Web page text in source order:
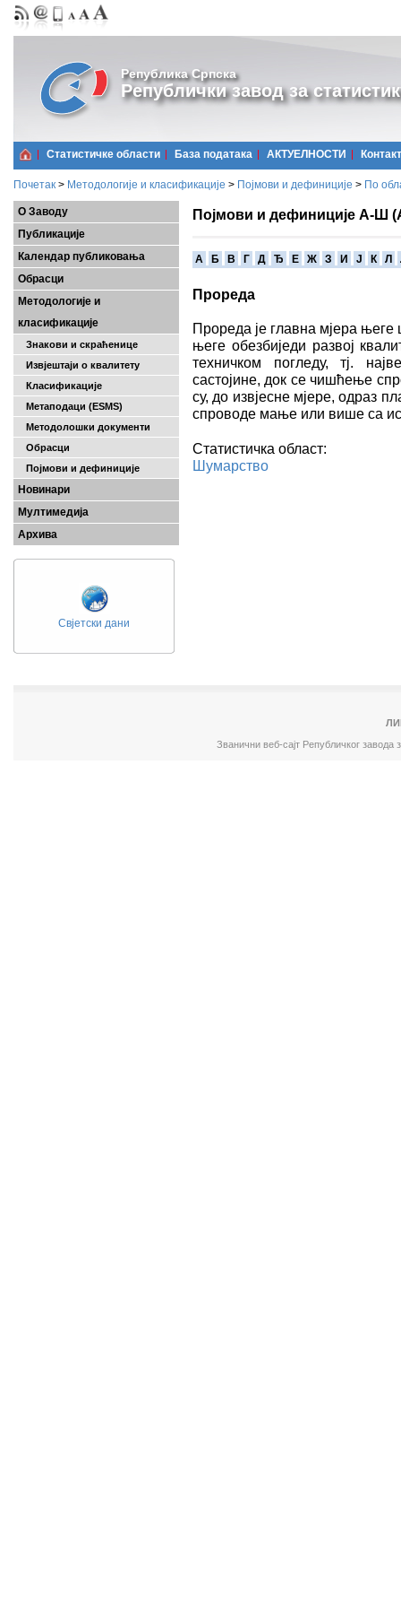
Република Српска
Републички завод за
Статистичке области Базa података АКТУЕЛНОСТИ Контакт
Почетак > Методологије и класификације > Појмови и дефиниције > По
О Заводу
Публикације
Календар публиковања
Обрасци
Методологије и
класификације
Знакови и скраћенице
Извјештаји о квалитету
Класификације
Метаподаци (ESMS)
Методолошки документи
Обрасци
Појмови и дефиниције
Новинари
Мултимедија
Архива
Свјетски дани
Појмови и дефиниције А-Ш
A Б В Г Д Ђ Е Ж З И Ј К Л
Прореда
Прореда је главна мјера
његе обезбиједи развој
техничком погледу, тј.
састојине, док се чишћење
су, до извјесне мјере, одраз
спроводе мање или више са
Статистичка област:
Шумарство
Званични веб-сајт Републичког